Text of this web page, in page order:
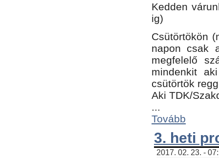
Kedden
ig)
Csütörtökön
napon csak
megfelelő
mindenkit
csütörtök
Aki TDK/
...
Tovább
3. heti
2017. 02. 23. -